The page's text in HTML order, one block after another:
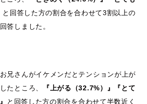
と回答した方の割合を合わせて3割以上の
答しました。
兄さんがイケメンだとテンションが上が
たところ、
『上がる（32.7%）』『とて
と回答した方の割合を合わせて半数近く